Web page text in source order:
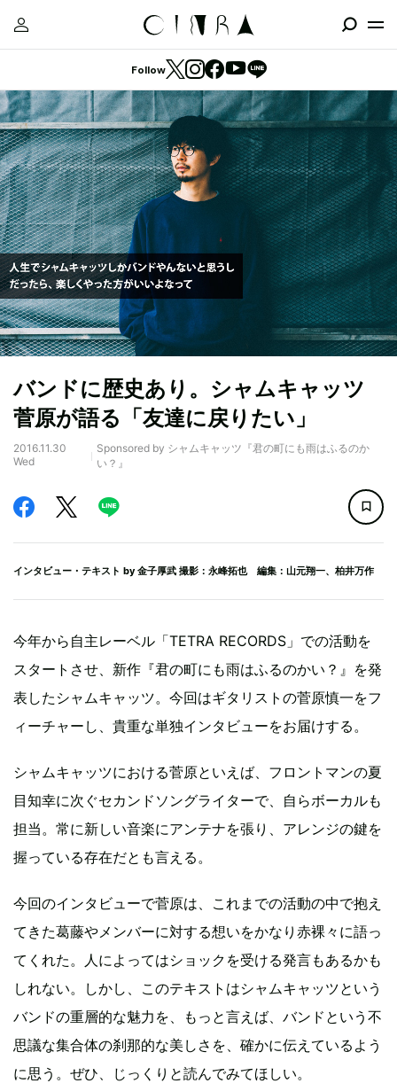
Follow
バンドに歴史あり。シャムキャッツ
菅原が語る「友達に戻りたい」
2016.11.30
Wed
Sponsored by シャムキャッツ『君の町にも雨はふるのか
い？』
インタビュー・テキスト by 金子厚武 撮影：永峰拓也 編集：山元翔一、柏井万作
今年から自主レーベル「TETRA RECORDS」での活動を
スタートさせ、新作『君の町にも雨はふるのかい？』を発
表したシャムキャッツ。今回はギタリストの菅原慎一をフ
ィーチャーし、貴重な単独インタビューをお届けする。
シャムキャッツにおける菅原といえば、フロントマンの夏
目知幸に次ぐセカンドソングライターで、自らボーカルも
担当。常に新しい音楽にアンテナを張り、アレンジの鍵を
握っている存在だとも言える。
今回のインタビューで菅原は、これまでの活動の中で抱え
てきた葛藤やメンバーに対する想いをかなり赤裸々に語っ
てくれた。人によってはショックを受ける発言もあるかも
しれない。しかし、このテキストはシャムキャッツという
バンドの重層的な魅力を、もっと言えば、バンドという不
思議な集合体の刹那的な美しさを、確かに伝えているよう
に思う。ぜひ、じっくりと読んでみてほしい。